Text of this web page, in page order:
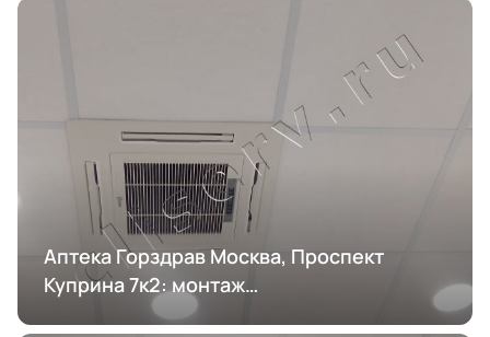
Аптека Горздрав Москва, Проспект
Куприна 7к2: монтаж
кондиционирования